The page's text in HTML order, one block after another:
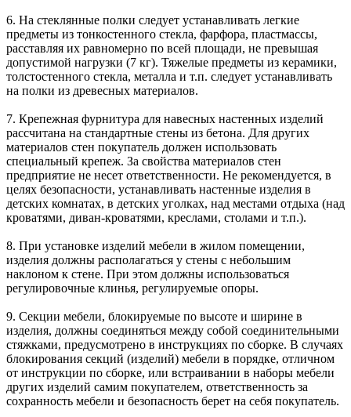
6. На стеклянные полки следует устанавливать легкие
предметы из тонкостенного стекла, фарфора, пластмассы,
расставляя их равномерно по всей площади, не превышая
допустимой нагрузки (7 кг). Тяжелые предметы из керамики,
толстостенного стекла, металла и т.п. следует устанавливать
на полки из древесных материалов.
7. Крепежная фурнитура для навесных настенных изделий
рассчитана на стандартные стены из бетона. Для других
материалов стен покупатель должен использовать
специальный крепеж. За свойства материалов стен
предприятие не несет ответственности. Не рекомендуется, в
целях безопасности, устанавливать настенные изделия в
детских комнатах, в детских уголках, над местами отдыха (над
кроватями, диван-кроватями, креслами, столами и т.п.).
8. При установке изделий мебели в жилом помещении,
изделия должны располагаться у стены с небольшим
наклоном к стене. При этом должны использоваться
регулировочные клинья, регулируемые опоры.
9. Секции мебели, блокируемые по высоте и ширине в
изделия, должны соединяться между собой соединительными
стяжками, предусмотрено в инструкциях по сборке. В случаях
блокирования секций (изделий) мебели в порядке, отличном
от инструкции по сборке, или встраивании в наборы мебели
других изделий самим покупателем, ответственность за
сохранность мебели и безопасность берет на себя покупатель.